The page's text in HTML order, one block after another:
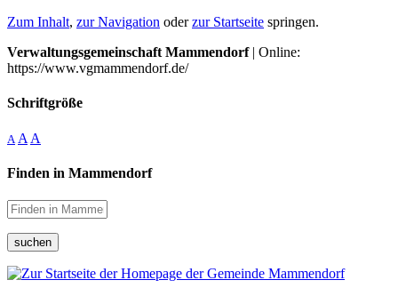
Zum Inhalt, zur Navigation oderzur Startseite springen.
Verwaltungsgemeinschaft Mammendorf| Online:
https://www.vgmammendorf.de/
Schriftgröße
A A A
Finden in Mammendorf
suchen